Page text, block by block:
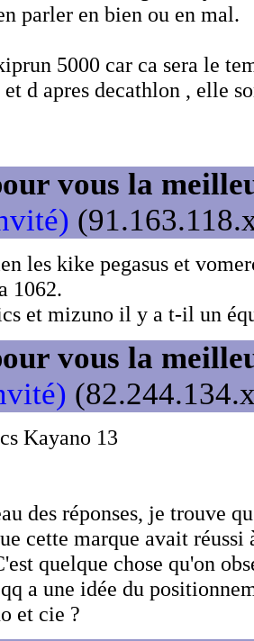
parler en bien ou en mal.
5000 car ca sera le
d apres decathlon , elle
vous la
les kike pegasus et
1062.
et mizuno il y a t-il un
vous la
Kayano 13
des réponses, je trouve
cette marque avait
quelque chose qu'on
a une idée du
et cie ?